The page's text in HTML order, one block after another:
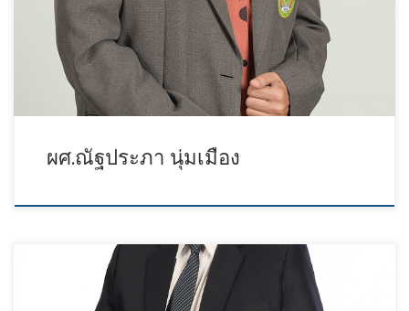
natprapha.num@mail.pbru.ac.th
ผศ.ณัฐประภา นุ่มเมือง